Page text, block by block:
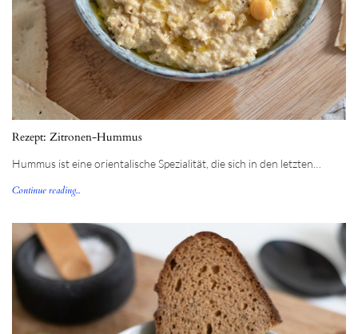
Rezept: Zitronen-Hummus
Hummus ist eine orientalische Spezialität, die sich in den letzten…
Continue reading...